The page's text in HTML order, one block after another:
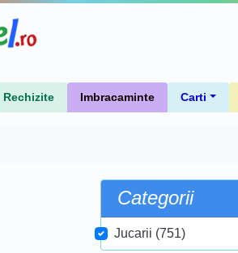
Rechizite Imbracaminte Carti
Categorii
Jucarii (751)